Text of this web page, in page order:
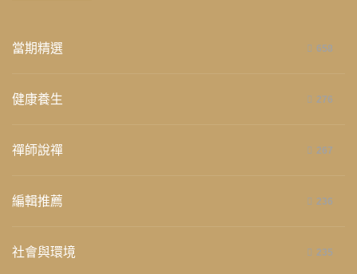
當期精選 658
健康養生 276
禪師說禪 267
編輯推薦 236
社會與環境 235